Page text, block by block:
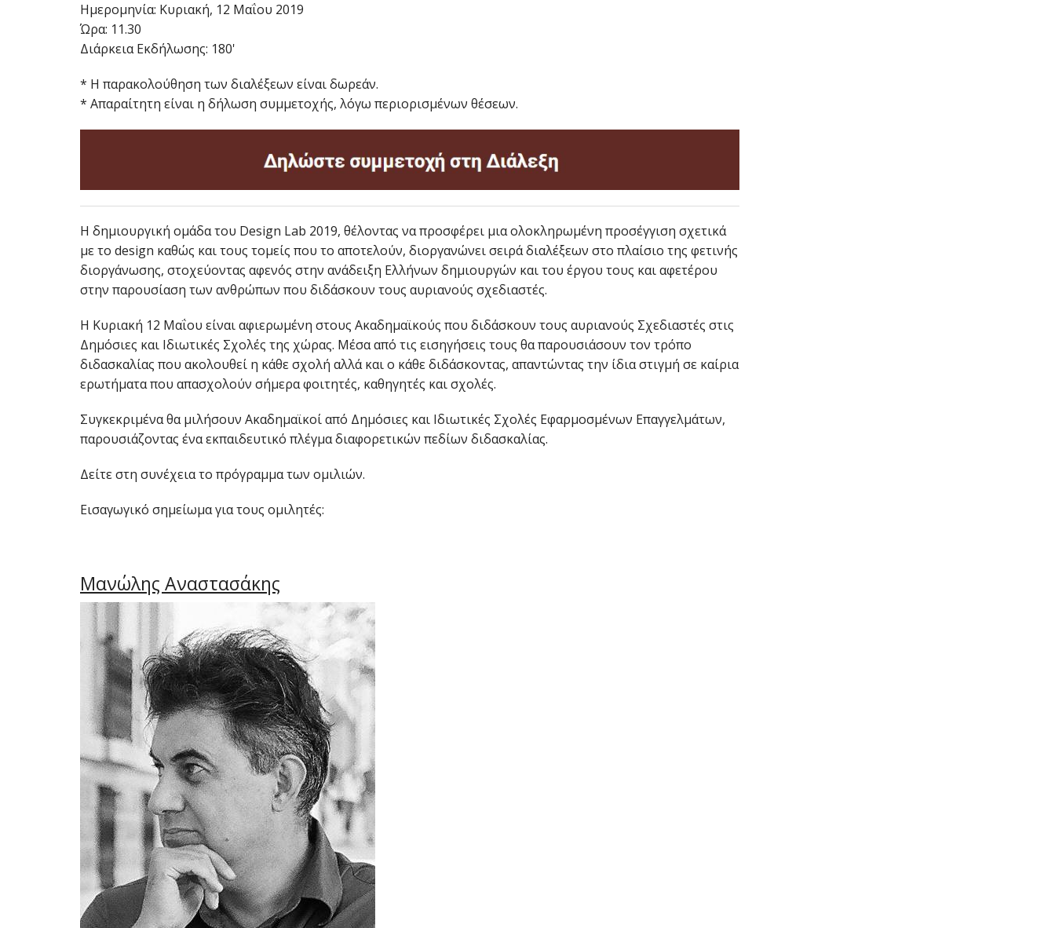
Ημερομηνία: Κυριακή, 12 Μαΐου 2019
Ώρα: 11.30
Διάρκεια Εκδήλωσης: 180'
* Η παρακολούθηση των διαλέξεων είναι δωρεάν.
* Απαραίτητη είναι η δήλωση συμμετοχής, λόγω περιορισμένων θέσεων.
Η δημιουργική ομάδα του Design Lab 2019, θέλοντας να προσφέρει μια ολοκληρωμένη προσέγγιση σχετικά
με το design καθώς και τους τομείς που το αποτελούν, διοργανώνει σειρά διαλέξεων στο πλαίσιο της φετινής
διοργάνωσης, στοχεύοντας αφενός στην ανάδειξη Ελλήνων δημιουργών και του έργου τους και αφετέρου
στην παρουσίαση των ανθρώπων που διδάσκουν τους αυριανούς σχεδιαστές.
Η Κυριακή 12 Μαΐου είναι αφιερωμένη στους Ακαδημαϊκούς που διδάσκουν τους αυριανούς Σχεδιαστές στις
Δημόσιες και Ιδιωτικές Σχολές της χώρας. Μέσα από τις εισηγήσεις τους θα παρουσιάσουν τον τρόπο
διδασκαλίας που ακολουθεί η κάθε σχολή αλλά και ο κάθε διδάσκοντας, απαντώντας την ίδια στιγμή σε καίρια
ερωτήματα που απασχολούν σήμερα φοιτητές, καθηγητές και σχολές.
Συγκεκριμένα θα μιλήσουν Ακαδημαϊκοί από Δημόσιες και Ιδιωτικές Σχολές Εφαρμοσμένων Επαγγελμάτων,
παρουσιάζοντας ένα εκπαιδευτικό πλέγμα διαφορετικών πεδίων διδασκαλίας.
Δείτε στη συνέχεια το πρόγραμμα των ομιλιών.
Εισαγωγικό σημείωμα για τους ομιλητές:
Μανώλης Αναστασάκης